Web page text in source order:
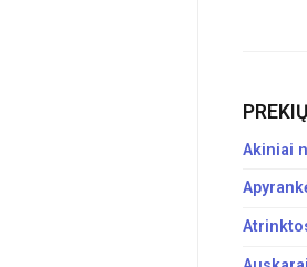
Akiniai